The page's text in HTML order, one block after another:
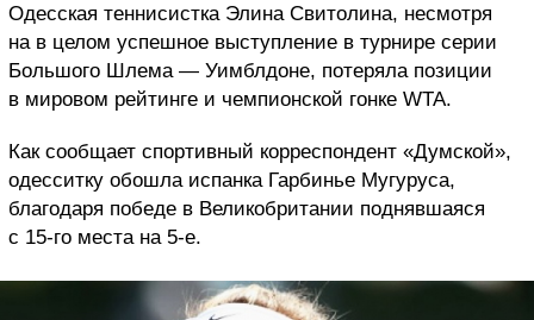
Одесская теннисистка Элина Свитолина, несмотря
на в целом успешное выступление в турнире серии
Большого Шлема — Уимблдоне, потеряла позиции
в мировом рейтинге и чемпионской гонке WTA.
Как сообщает спортивный корреспондент «Думской»,
одесситку обошла испанка Гарбинье Мугуруса,
благодаря победе в Великобритании поднявшаяся
с 15-го места на 5-е.